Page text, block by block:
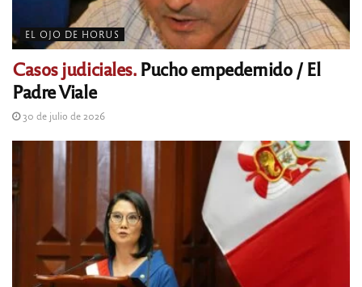
EL OJO DE HORUS
Casos judiciales.Pucho empedernido / El
Padre Viale
30 de julio de 2026